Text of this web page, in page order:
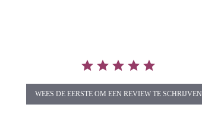
WEES DE EERSTE OM EEN REVIEW TE SCHRIJVEN